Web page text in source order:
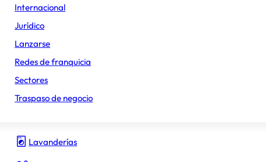
Hamburguesas
Heladerías
Hostelería y Restauración
Lavanderías
Internacional
Jurídico
Lanzarse
Redes de franquicia
Sectores
Traspaso de negocio